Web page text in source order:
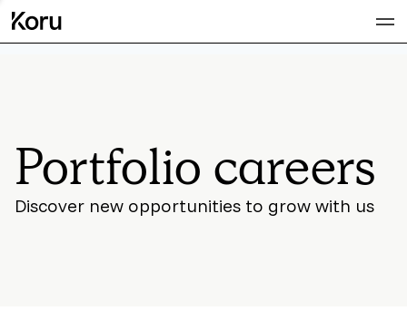
Team
Portfolio careers
Discover new opportunities to grow with us